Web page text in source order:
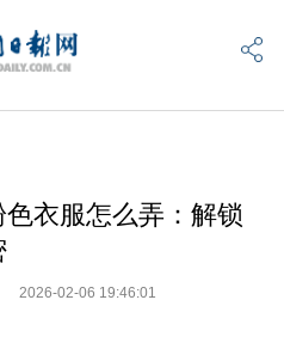
衣服怎么弄：解锁
2026-02-06 19:46:01